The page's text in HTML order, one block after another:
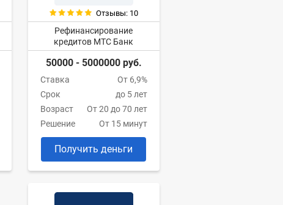
Отзывы: 10
Рефинансирование
кредитов МТС Банк
50000 - 5000000 руб.
Ставка
От 6,9%
Срок
до 5 лет
Возраст
От 20 до 70 лет
Решение
От 15 минут
Получить деньги